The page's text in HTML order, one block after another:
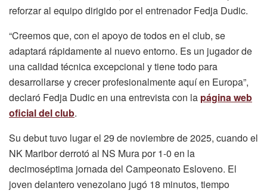
reforzar al equipo dirigido por el entrenador Fedja Dudic.
“Creemos que, con el apoyo de todos en el club, se
adaptará rápidamente al nuevo entorno. Es un jugador de
una calidad técnica excepcional y tiene todo para
desarrollarse y crecer profesionalmente aquí en Europa”,
declaró Fedja Dudic en una entrevista con la página web
oficial del club.
Su debut tuvo lugar el 29 de noviembre de 2025, cuando el
NK Maribor derrotó al NS Mura por 1-0 en la
decimoséptima jornada del Campeonato Esloveno. El
joven delantero venezolano jugó 18 minutos, tiempo